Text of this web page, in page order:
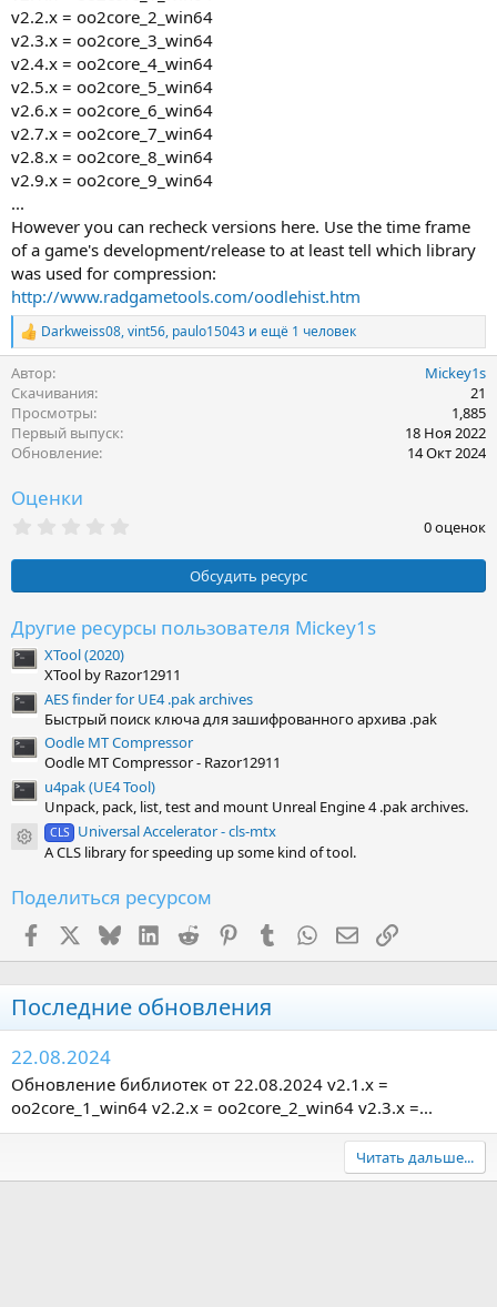
v2.2.x = oo2core_2_win64
v2.3.x = oo2core_3_win64
v2.4.x = oo2core_4_win64
v2.5.x = oo2core_5_win64
v2.6.x = oo2core_6_win64
v2.7.x = oo2core_7_win64
v2.8.x = oo2core_8_win64
v2.9.x = oo2core_9_win64
...
However you can recheck versions here. Use the time frame
of a game's development/release to at least tell which library
was used for compression:
http://www.radgametools.com/oodlehist.htm
Р
е
а
к
ц
и
и
:
Darkweiss08,vint56, paulo15043 и ещё 1 человек
Автор
Mickey1s
Скачивания
21
Просмотры
1,885
Первый выпуск
18 Ноя 2022
Обновление
14 Окт 2024
Оценки
0
з
ё
з
0 оценок
Обсудить ресурс
Другие ресурсы пользователя Mickey1s
XTool (2020)
XTool by Razor12911
AES finder for UE4 .pak archives
Быстрый поиск ключа для зашифрованного архива .pak
Oodle MT Compressor
Oodle MT Compressor - Razor12911
u4pak (UE4 Tool)
Unpack, pack, list, test and mount Unreal Engine 4 .pak archives.
Иконка ресурса
CLS Universal Accelerator - cls-mtx
A CLS library for speeding up some kind of tool.
Поделиться ресурсом
FacebookX (Twitter)
BlueskyLinkedInReddit PinterestTumblr WhatsApp
Электронная
Ссылка
Последние обновления
22.08.2024
Обновление библиотек от 22.08.2024 v2.1.x =
oo2core_1_win64 v2.2.x = oo2core_2_win64 v2.3.x =...
Читать дальше...